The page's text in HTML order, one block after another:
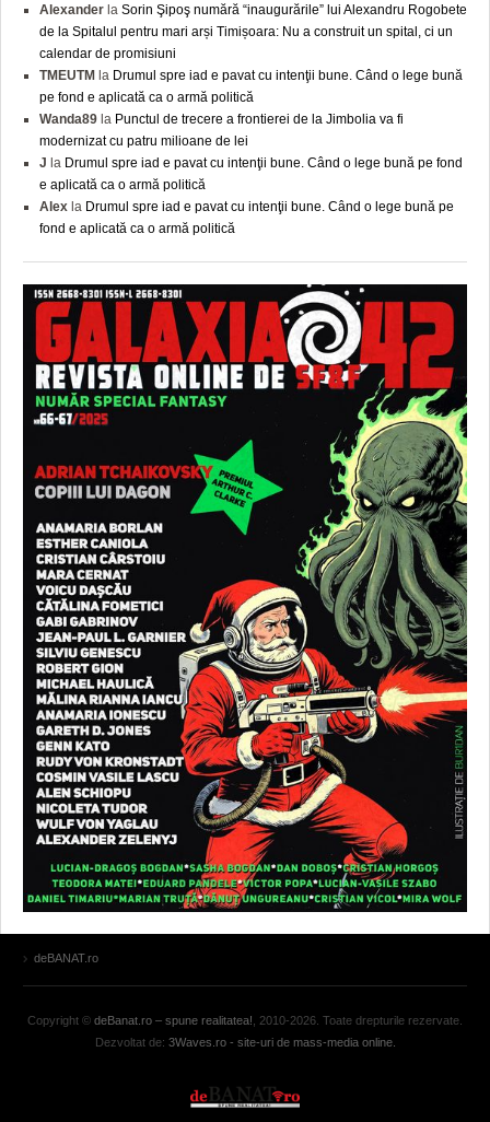
Alexander la Sorin Şipoş numără “inaugurările” lui Alexandru Rogobete
de la Spitalul pentru mari arși Timișoara: Nu a construit un spital, ci un
calendar de promisiuni
TMEUTM la Drumul spre iad e pavat cu intenţii bune. Când o lege bună
pe fond e aplicată ca o armă politică
Wanda89 la Punctul de trecere a frontierei de la Jimbolia va fi
modernizat cu patru milioane de lei
J la Drumul spre iad e pavat cu intenţii bune. Când o lege bună pe fond
e aplicată ca o armă politică
Alex la Drumul spre iad e pavat cu intenţii bune. Când o lege bună pe
fond e aplicată ca o armă politică
deBANAT.ro
Copyright © deBanat.ro – spune realitatea! , 2010-2026. Toate drepturile rezervate.
Dezvoltat de: 3Waves.ro - site-uri de mass-media online.